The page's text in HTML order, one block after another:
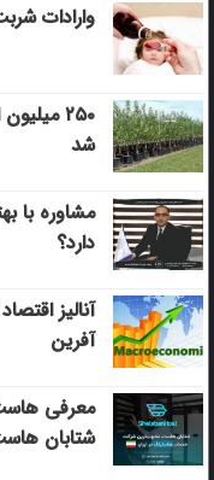
وارادات
۲۵۰
شد
مشاوره با
دارد؟
آنالیز
آفرین
معرفی
شتابان